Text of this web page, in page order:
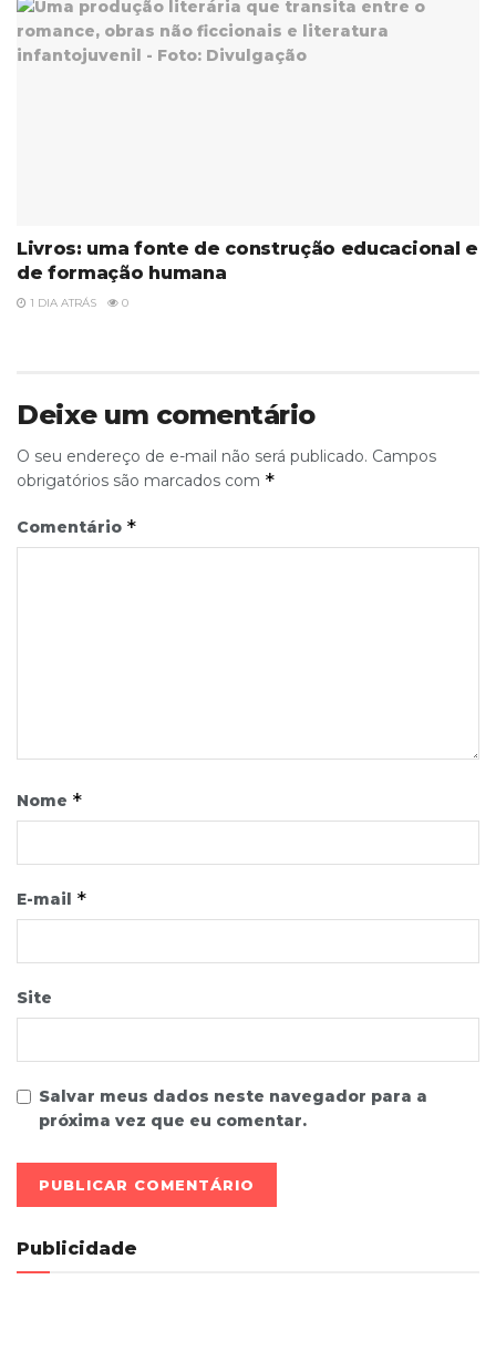
Livros: uma fonte de construção educacional e
de formação humana
1 DIA ATRÁS 0
Deixe um comentário
O seu endereço de e-mail não será publicado. Campos
obrigatórios são marcados com *
Comentário *
Nome *
E-mail *
Site
Salvar meus dados neste navegador para a
próxima vez que eu comentar.
Publicidade